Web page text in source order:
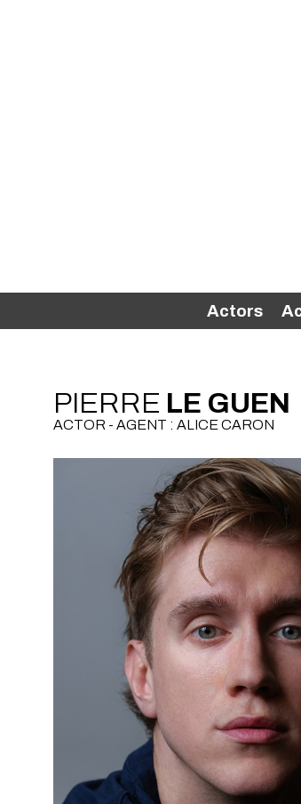
Actors
PIERRE LE GUEN
ACTOR - AGENT : ALICE CARON